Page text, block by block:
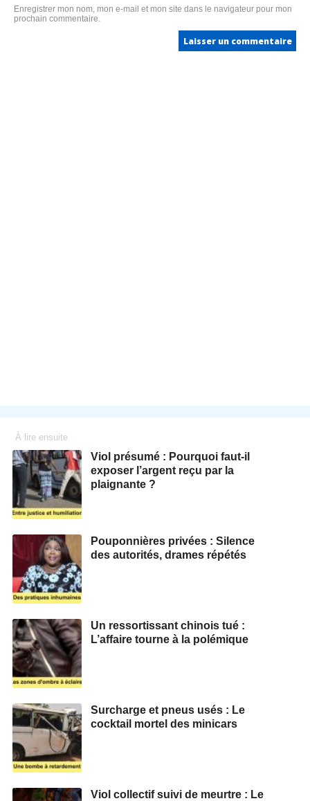
Enregistrer mon nom, mon e-mail et mon site dans le navigateur pour mon
prochain commentaire.
À lire ensuite
Viol présumé : Pourquoi faut-il
exposer l’argent reçu par la
plaignante ?
Pouponnières privées : Silence
des autorités, drames répétés
Un ressortissant chinois tué :
L’affaire tourne à la polémique
Surcharge et pneus usés : Le
cocktail mortel des minicars
Viol collectif suivi de meurtre : Le